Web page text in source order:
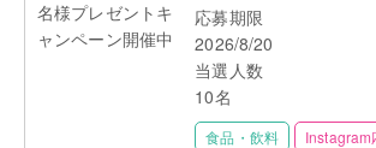
応募期限
2026/8/20
当選人数
10名
食品・飲料 Instagram